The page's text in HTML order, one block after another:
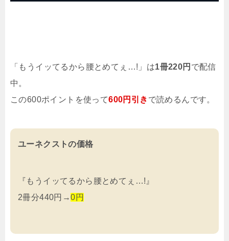
「もうイッてるから腰とめてぇ…!」は1冊220円 で配信
中。
この600ポイントを使って600円引き で読めるんです。
ユーネクストの価格
『もうイッてるから腰とめてぇ…!』
2冊分440円→0円